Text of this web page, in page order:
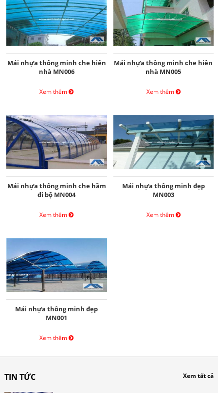
Mái nhựa thông minh che hiên
nhà MN006
Xem thêm
Mái nhựa thông minh che hiên
nhà MN005
Xem thêm
Mái nhựa thông minh che hầm
đi bộ MN004
Xem thêm
Mái nhựa thông minh đẹp
MN003
Xem thêm
Mái nhựa thông minh đẹp
MN001
Xem thêm
TIN TỨC Xem tất cả